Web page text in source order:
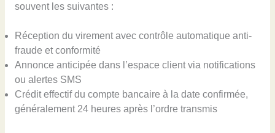
souvent les suivantes :
Réception du virement avec contrôle automatique anti-
fraude et conformité
Annonce anticipée dans l’espace client via notifications
ou alertes SMS
Crédit effectif du compte bancaire à la date confirmée,
généralement 24 heures après l’ordre transmis